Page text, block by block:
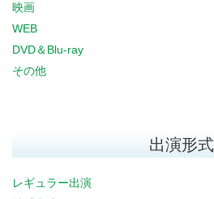
映画
WEB
DVD＆Blu-ray
その他
出演形式
レギュラー出演